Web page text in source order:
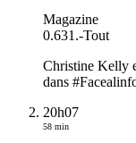
Magazine
0.631.-Tout
Christine Kelly
dans
20h07
58 min